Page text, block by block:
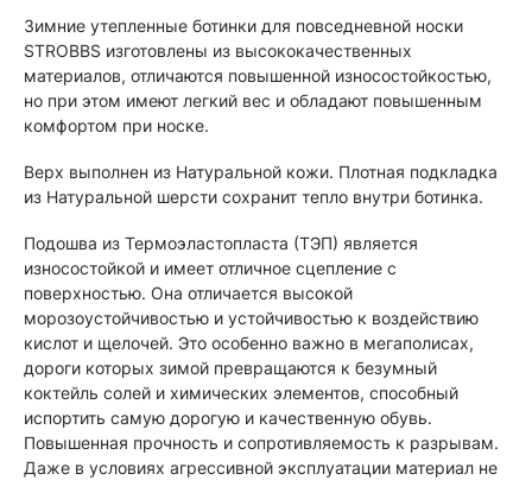
Зимние утепленные ботинки для повседневной носки
STROBBS изготовлены из высококачественных
материалов, отличаются повышенной износостойкостью,
но при этом имеют легкий вес и обладают повышенным
комфортом при носке.
Верх выполнен из Натуральной кожи. Плотная подкладка
из Натуральной шерсти сохранит тепло внутри ботинка.
Подошва из Термоэластопласта (ТЭП) является
износостойкой и имеет отличное сцепление с
поверхностью. Она отличается высокой
морозоустойчивостью и устойчивостью к воздействию
кислот и щелочей. Это особенно важно в мегаполисах,
дороги которых зимой превращаются к безумный
коктейль солей и химических элементов, способный
испортить самую дорогую и качественную обувь.
Повышенная прочность и сопротивляемость к разрывам.
Даже в условиях агрессивной эксплуатации материал не